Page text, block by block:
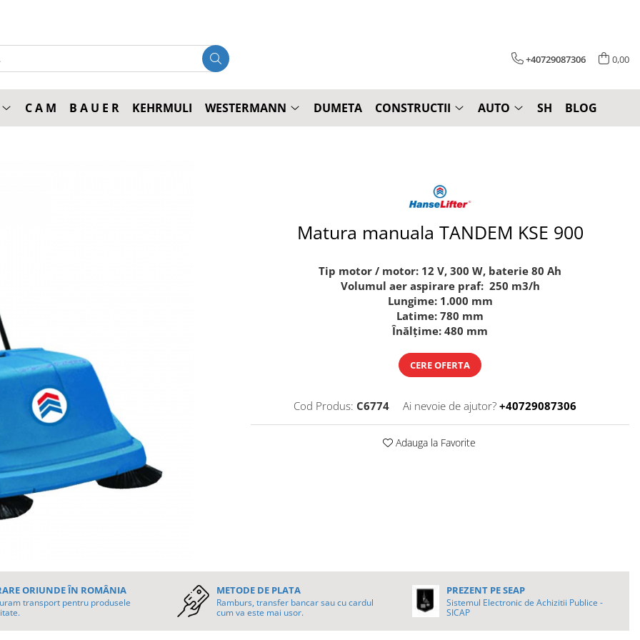
+40729087306 0,00
C A M B A U E R KEHRMULI WESTERMANN DUMETA CONSTRUCTII AUTO SH BLOG
Matura manuala TANDEM KSE 900
Tip motor / motor: 12 V, 300 W, baterie 80 Ah
Volumul aer aspirare praf: 250 m3/h
Lungime: 1.000 mm
Latime: 780 mm
Înălțime: 480 mm
CERE OFERTA
Cod Produs: C6774 Ai nevoie de ajutor? +40729087306
Adauga la Favorite
ORIUNDE ÎN ROMÂNIA
transport pentru produsele
METODE DE PLATA
Ramburs, transfer bancar sau cu cardul
cum va este mai usor.
PREZENT PE SEAP
Sistemul Electronic de Achizitii Publice -
SICAP